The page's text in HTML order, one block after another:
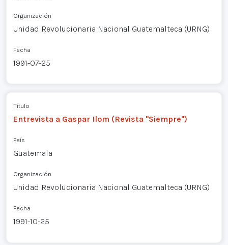
Organización
Unidad Revolucionaria Nacional Guatemalteca (URNG)
Fecha
1991-07-25
Título
Entrevista a Gaspar Ilom (Revista "Siempre")
País
Guatemala
Organización
Unidad Revolucionaria Nacional Guatemalteca (URNG)
Fecha
1991-10-25